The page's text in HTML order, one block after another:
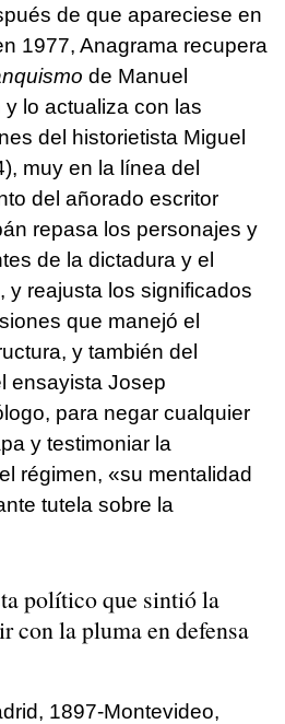
de que apareciese en
1977, Anagrama recupera
de Manuel
lo actualiza con las
del historietista Miguel
muy en la línea del
del añorado escritor
repasa los personajes y
de la dictadura y el
y reajusta los significados
que manejó el
y también del
ensayista Josep
para negar cualquier
y testimoniar la
régimen, «su mentalidad
tutela sobre la
político que sintió la
con la pluma en defensa
1897-Montevideo,